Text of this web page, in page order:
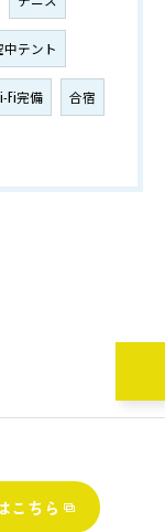
中テント
Fi完備 合宿
こちら